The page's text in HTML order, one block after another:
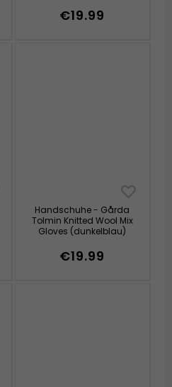
€19.99
Handschuhe - Gårda
Tolmin Knitted Wool Mix
Gloves (dunkelblau)
€19.99